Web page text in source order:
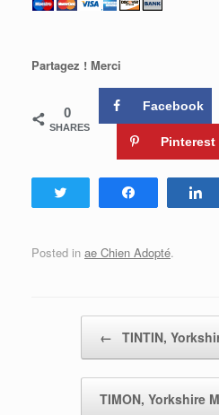
Partagez ! Merci
0
SHARES
Facebook
Pinterest
Tweetez Partagez
Posted in ae Chien Adopté.
← TINTIN,
TIMON, Yorkshire